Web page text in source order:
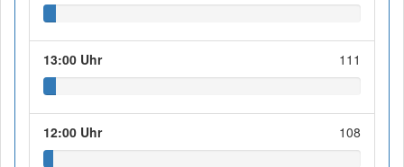
13:00 Uhr 111
12:00 Uhr 108